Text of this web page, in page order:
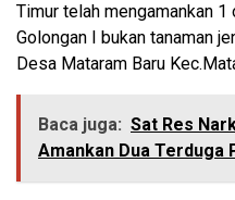
Timur telah mengamankan
Golongan I bukan tanaman
Desa Mataram Baru
Baca juga: Sat Res
Amankan Dua Terduga